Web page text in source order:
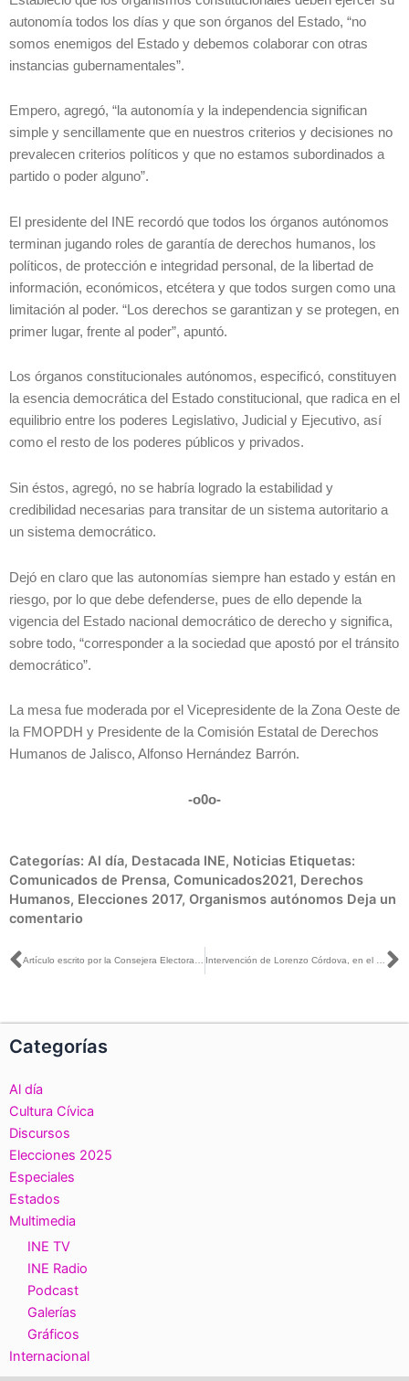
autonomía todos los días y que son órganos del Estado, “no
somos enemigos del Estado y debemos colaborar con otras
instancias gubernamentales”.
Empero, agregó, “la autonomía y la independencia significan
simple y sencillamente que en nuestros criterios y decisiones no
prevalecen criterios políticos y que no estamos subordinados a
partido o poder alguno”.
El presidente del INE recordó que todos los órganos autónomos
terminan jugando roles de garantía de derechos humanos, los
políticos, de protección e integridad personal, de la libertad de
información, económicos, etcétera y que todos surgen como una
limitación al poder. “Los derechos se garantizan y se protegen, en
primer lugar, frente al poder”, apuntó.
Los órganos constitucionales autónomos, especificó, constituyen
la esencia democrática del Estado constitucional, que radica en el
equilibrio entre los poderes Legislativo, Judicial y Ejecutivo, así
como el resto de los poderes públicos y privados.
Sin éstos, agregó, no se habría logrado la estabilidad y
credibilidad necesarias para transitar de un sistema autoritario a
un sistema democrático.
Dejó en claro que las autonomías siempre han estado y están en
riesgo, por lo que debe defenderse, pues de ello depende la
vigencia del Estado nacional democrático de derecho y significa,
sobre todo, “corresponder a la sociedad que apostó por el tránsito
democrático”.
La mesa fue moderada por el Vicepresidente de la Zona Oeste de
la FMOPDH y Presidente de la Comisión Estatal de Derechos
Humanos de Jalisco, Alfonso Hernández Barrón.
-o0o-
Categorías: Al día, Destacada INE, Noticias Etiquetas:
Comunicados de Prensa, Comunicados2021, Derechos
Humanos, Elecciones 2017, Organismos autónomos Deja un
comentario
Ant
Categorías
Al día
Cultura Cívica
Discursos
Elecciones 2025
Especiales
Estados
Multimedia
INE TV
INE Radio
Podcast
Galerías
Gráficos
Internacional